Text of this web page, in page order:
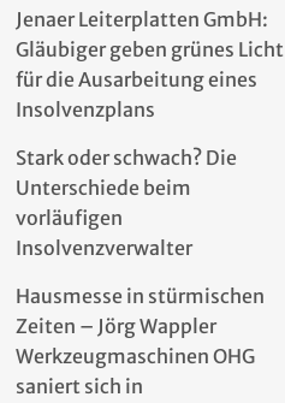
Jenaer Leiterplatten GmbH:
Gläubiger geben grünes Licht
für die Ausarbeitung eines
Insolvenzplans
Stark oder schwach? Die
Unterschiede beim
vorläufigen
Insolvenzverwalter
Hausmesse in stürmischen
Zeiten – Jörg Wappler
Werkzeugmaschinen OHG
saniert sich in